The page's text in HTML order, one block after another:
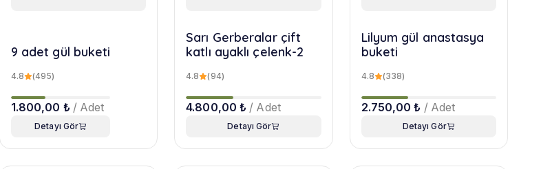
9 adet gül buketi
4.8 (495)
1.800,00 ₺ / Adet
Detayı Gör
Sarı Gerberalar çift
katlı ayaklı çelenk-2
4.8 (94)
4.800,00 ₺ / Adet
Detayı Gör
Lilyum gül anastasya
buketi
4.8 (338)
2.750,00 ₺ / Adet
Detayı Gör